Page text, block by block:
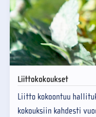
Liittokokoukset
Liitto kokoontuu
kokouksiin kahdesti